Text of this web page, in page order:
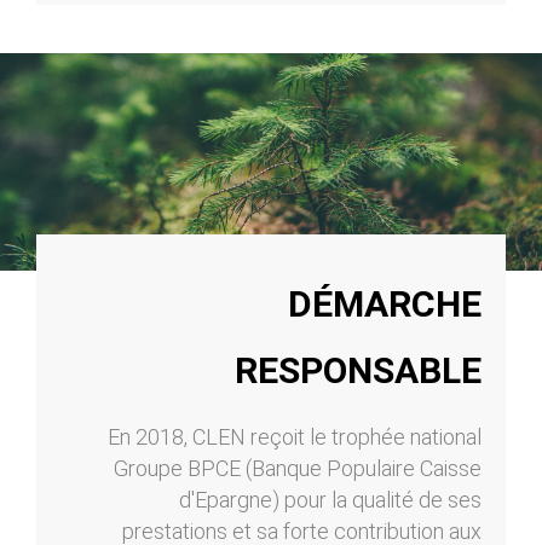
DÉMARCHE
RESPONSABLE
En 2018, CLEN reçoit le trophée national
Groupe BPCE (Banque Populaire Caisse
d'Epargne) pour la qualité de ses
prestations et sa forte contribution aux